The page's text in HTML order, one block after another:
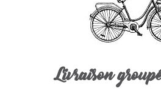
Livraison